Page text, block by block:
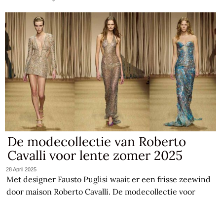
De modecollectie van Roberto
Cavalli voor lente zomer 2025
28 April 2025
Met designer Fausto Puglisi waait er een frisse zeewind
door maison Roberto Cavalli. De modecollectie voor